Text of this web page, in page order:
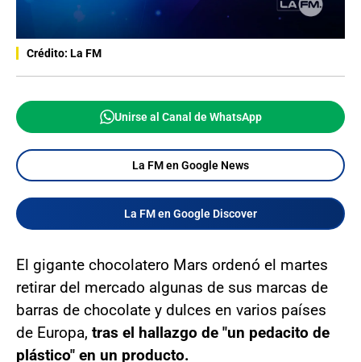
Crédito: La FM
Unirse al Canal de WhatsApp
La FM en Google News
La FM en Google Discover
El gigante chocolatero Mars ordenó el martes
retirar del mercado algunas de sus marcas de
barras de chocolate y dulces en varios países
de Europa, tras el hallazgo de "un pedacito de
plástico" en un producto.